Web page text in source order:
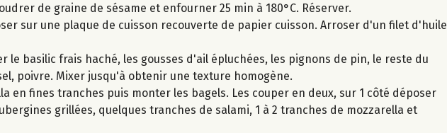
de graine de sésame et enfourner 25 min à 180°C. Réserver.
sur une plaque de cuisson recouverte de papier cuisson. Arroser d'un filet d'huile
le basilic frais haché, les gousses d'ail épluchées, les pignons de pin, le reste du
poivre. Mixer jusqu'à obtenir une texture homogène.
en fines tranches puis monter les bagels. Les couper en deux, sur 1 côté déposer
grillées, quelques tranches de salami, 1 à 2 tranches de mozzarella et